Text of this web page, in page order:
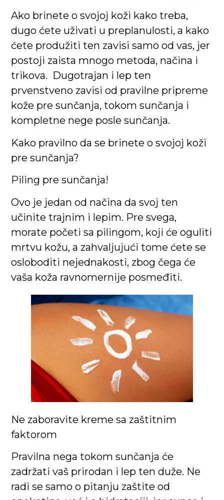
Ako brinete o svojoj koži kako treba,
dugo ćete uživati u preplanulosti, a kako
ćete produžiti ten zavisi samo od vas, jer
postoji zaista mnogo metoda, načina i
trikova. Dugotrajan i lep ten
prvenstveno zavisi od pravilne pripreme
kože pre sunčanja, tokom sunčanja i
kompletne nege posle sunčanja.
Kako pravilno da se brinete o svojoj koži
pre sunčanja?
Piling pre sunčanja!
Ovo je jedan od načina da svoj ten
učinite trajnim i lepim. Pre svega,
morate početi sa pilingom, koji će oguliti
mrtvu kožu, a zahvaljujući tome ćete se
osloboditi nejednakosti, zbog čega će
vaša koža ravnomernije posmeđiti.
Ne zaboravite kreme sa zaštitnim
faktorom
Pravilna nega tokom sunčanja će
zadržati vaš prirodan i lep ten duže. Ne
radi se samo o pitanju zaštite od